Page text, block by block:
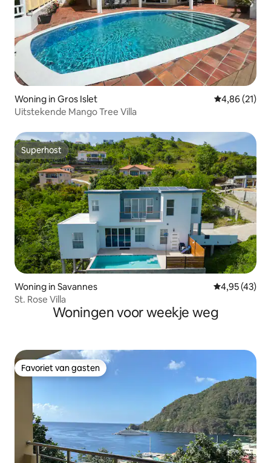
Woning in Gros Islet Gemiddelde
4,86 (21)
Uitstekende Mango Tree Villa
Superhost
Superhost
Woning in Savannes Gemiddelde
4,95 (43)
St. Rose Villa
Woningen voor weekje weg
Favoriet van gasten
Favoriet van gasten